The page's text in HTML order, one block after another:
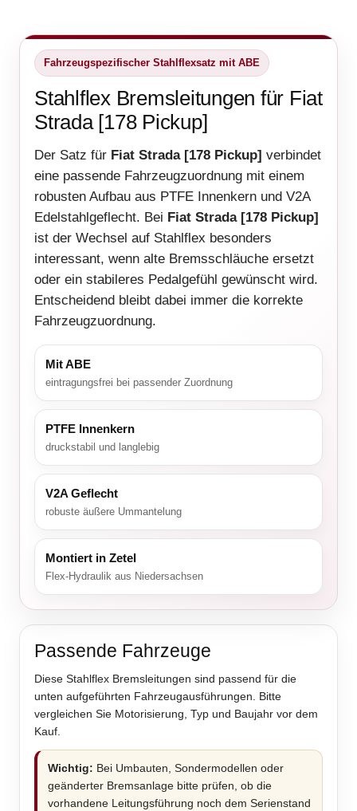
Fahrzeugspezifischer Stahlflexsatz mit ABE
Stahlflex Bremsleitungen für Fiat
Strada [178 Pickup]
Der Satz für Fiat Strada [178 Pickup] verbindet
eine passende Fahrzeugzuordnung mit einem
robusten Aufbau aus PTFE Innenkern und V2A
Edelstahlgeflecht. Bei Fiat Strada [178 Pickup]
ist der Wechsel auf Stahlflex besonders
interessant, wenn alte Bremsschläuche ersetzt
oder ein stabileres Pedalgefühl gewünscht wird.
Entscheidend bleibt dabei immer die korrekte
Fahrzeugzuordnung.
Mit ABE
eintragungsfrei bei passender Zuordnung
PTFE Innenkern
druckstabil und langlebig
V2A Geflecht
robuste äußere Ummantelung
Montiert in Zetel
Flex-Hydraulik aus Niedersachsen
Passende Fahrzeuge
Diese Stahlflex Bremsleitungen sind passend für die
unten aufgeführten Fahrzeugausführungen. Bitte
vergleichen Sie Motorisierung, Typ und Baujahr vor dem
Kauf.
Wichtig: Bei Umbauten, Sondermodellen oder
geänderter Bremsanlage bitte prüfen, ob die
vorhandene Leitungsführung noch dem Serienstand